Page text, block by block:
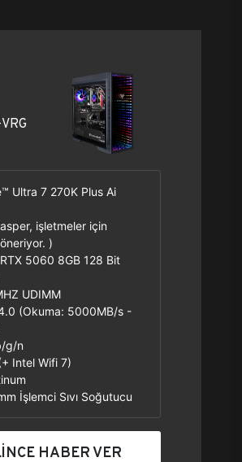
Ultra 7 270K Plus Ai
işletmeler için
)
5060 8GB 128 Bit
UDIMM
(Okuma: 5000MB/s -
g/n
Intel Wifi 7)
İşlemci Sıvı Soğutucu
HABER VER